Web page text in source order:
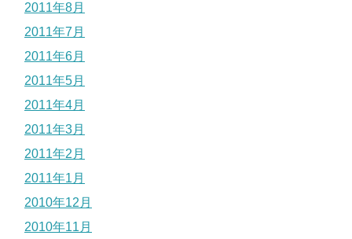
2011年8月
2011年7月
2011年6月
2011年5月
2011年4月
2011年3月
2011年2月
2011年1月
2010年12月
2010年11月